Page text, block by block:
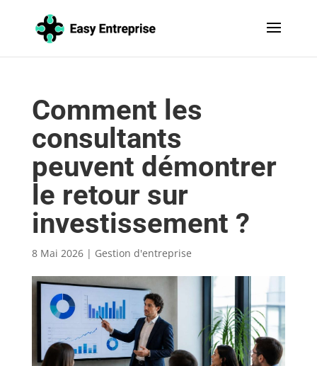
Comment les
consultants
peuvent démontrer
le retour sur
investissement ?
8 Mai 2026| Gestion d'entreprise